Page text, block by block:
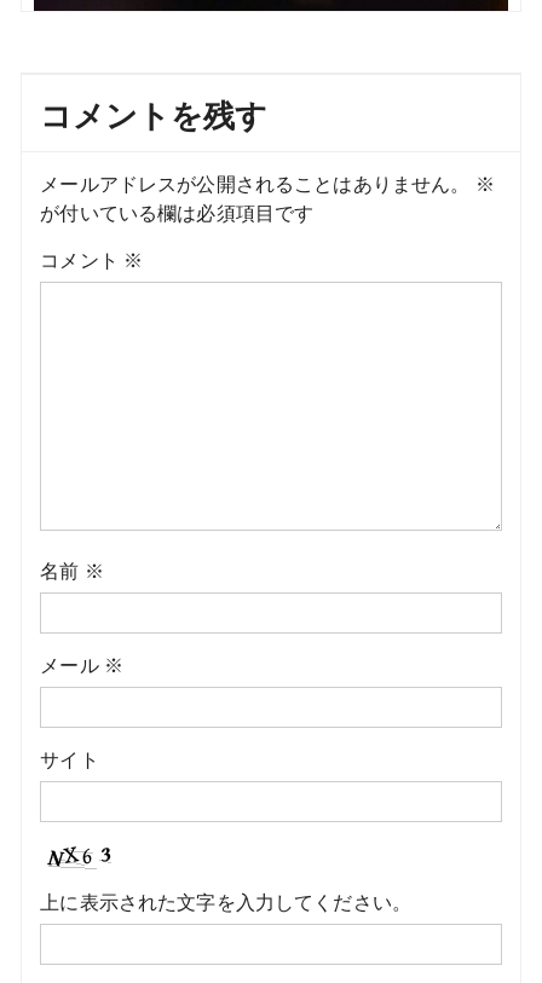
コメントを残す
メールアドレスが公開されることはありません。
※
が付いている欄は必須項目です
コメント ※
名前 ※
メール ※
サイト
上に表示された文字を入力してください。